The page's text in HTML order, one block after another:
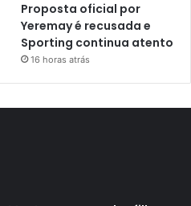
Proposta oficial por
Yeremay é recusada e
Sporting continua atento
16 horas atrás